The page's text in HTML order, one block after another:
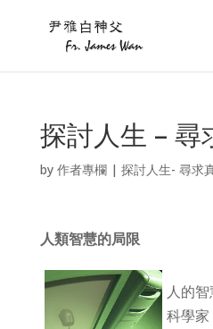
探討人生 – 尋
by 作者專欄| 探討人生- 尋求
人類智慧的局限
人的
科學